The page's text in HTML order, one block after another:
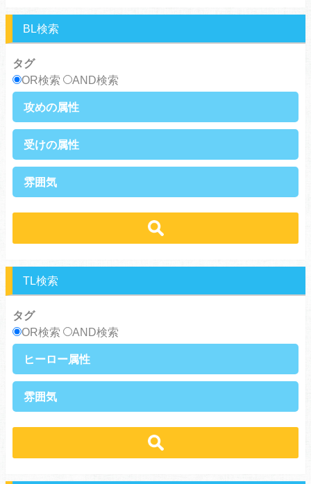
スピンオフ・外伝
ヤンキー・極道
癒し系
サラリーマン
浮気・不倫
BL検索
タグ
OR検索
AND検索
攻めの属性
俺様攻め
硬派攻め
天然攻め
ノンケ攻め
黒髪攻め
年下攻め
ヤンキー攻め
受けの属性
ノンケ受け
黒髪受け
雰囲気
シリアス
TL検索
タグ
OR検索
AND検索
ヒーロー属性
王族・貴族
俺様
雰囲気
禁断・背徳
ロマンス